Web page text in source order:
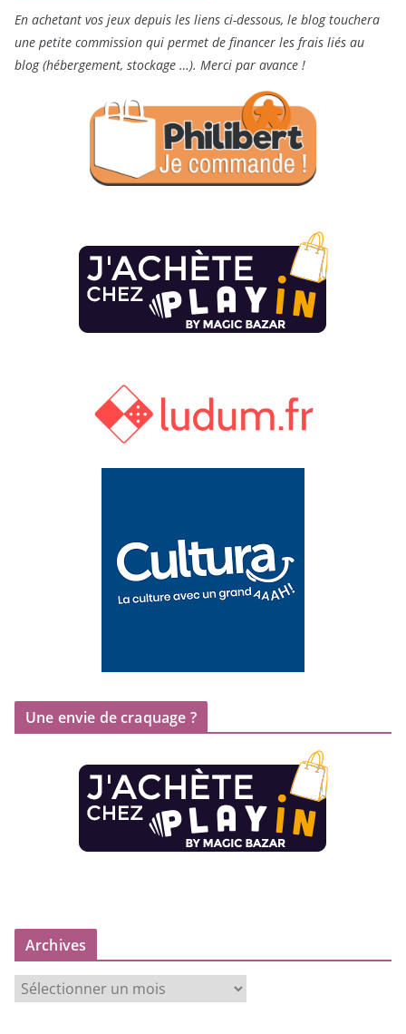
En achetant vos jeux depuis les liens ci-dessous, le blog touchera
une petite commission qui permet de financer les frais liés au
blog (hébergement, stockage …). Merci par avance !
Une envie de craquage ?
Archives
r